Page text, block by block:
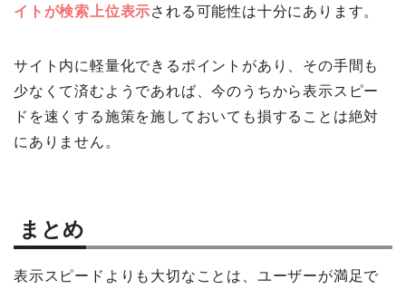
イトが検索上位表示される可能性は十分にあります。
サイト内に軽量化できるポイントがあり、その手間も
少なくて済むようであれば、今のうちから表示スピー
ドを速くする施策を施しておいても損することは絶対
にありません。
まとめ
表示スピードよりも大切なことは、ユーザーが満足で